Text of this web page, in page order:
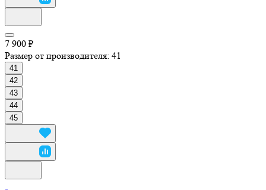
7 900 ₽
Размер от производителя: 41
41
42
43
44
45